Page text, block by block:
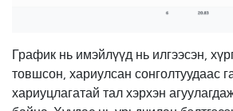
График нь имэйлүүд нь илгээсэн,
товшсон, хариулсан сонголтуудаас
хариуцлагатай тал хэрхэн